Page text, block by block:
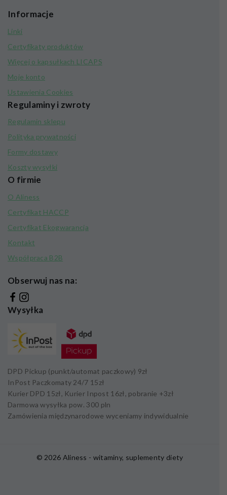
Informacje
Linki
Certyfikaty produktów
Więcej o kapsułkach LICAPS
Moje konto
Ustawienia Cookies
Regulaminy i zwroty
Regulamin sklepu
Polityka prywatności
Formy dostawy
Koszty wysyłki
O firmie
O Aliness
Certyfikat HACCP
Certyfikat Ekogwarancja
Kontakt
Współpraca B2B
Obserwuj nas na:
Wysyłka
DPD Pickup (punkt/automat paczkowy) 9zł
InPost Paczkomaty 24/7 15zł
Kurier DPD 15zł, Kurier Inpost 16zł, pobranie +3zł
Darmowa wysyłka pow.300 pln
Zamówienia międzynarodowe wyceniamy indywidualnie
© 2026 Aliness - witaminy, suplementy diety